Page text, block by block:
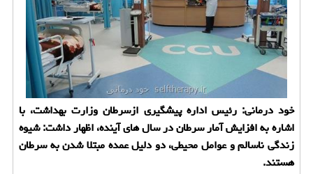
خود درمانی: رئیس اداره پیشگیری ازسرطان وزارت بهداشت، با
اشاره به افزایش آمار سرطان در سال های آینده، اظهار داشت: شیوه
زندگی ناسالم و عوامل محیطی، دو دلیل عمده مبتلا شدن به سرطان
هستند.